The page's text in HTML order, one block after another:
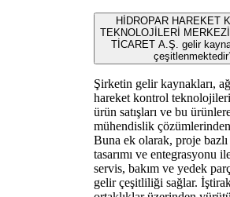
HİDROPAR HAREKET
TEKNOLOJİLERİ
TİCARET A.Ş. gelir
Şirketin gelir kaynakları,
hareket kontrol
ürün satışları ve bu
mühendislik
Buna ek olarak, proje bazlı
tasarımı ve entegrasyonu
servis, bakım ve yedek
gelir çeşitliliği sağlar.